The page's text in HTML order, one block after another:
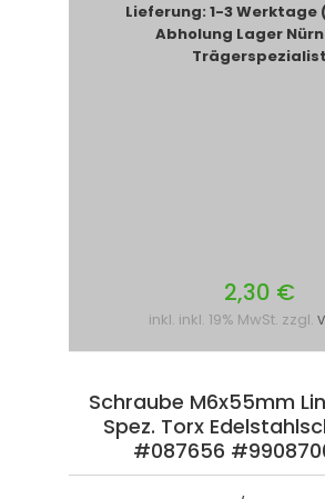
Lieferung: 1-3 Werktage
Abholung Lager
Trägerspezialist
2,30 €
inkl. inkl. 19% MwSt. zzgl.
Schraube M6x55mm
Spez. Torx
#087656